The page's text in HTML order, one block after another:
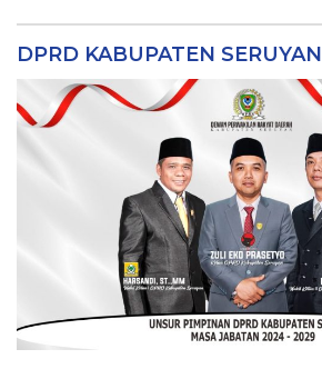
DPRD KABUPATEN SERUYAN